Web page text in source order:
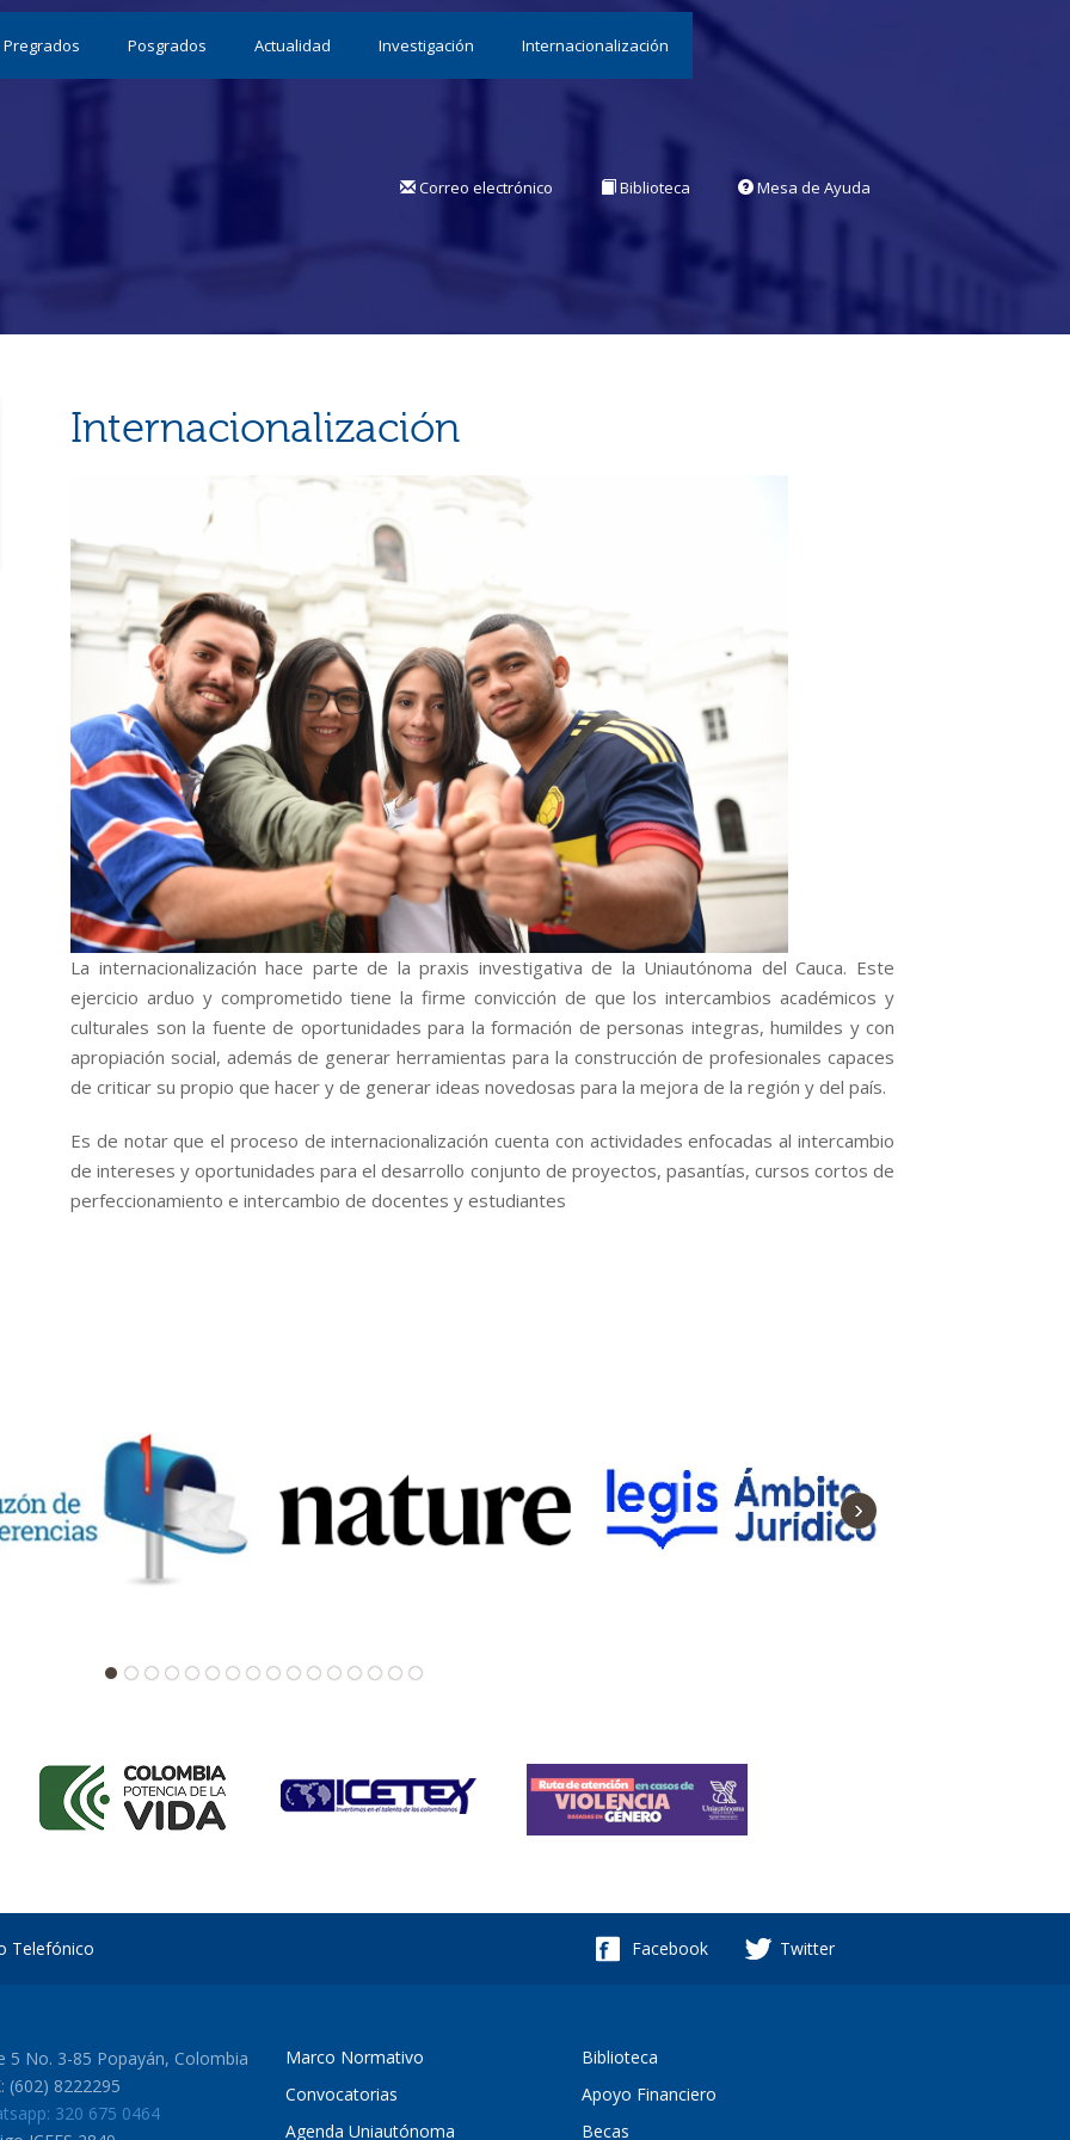
Pregrados Posgrados Actualidad Investigación Internacionalización
Correo electrónico Biblioteca Mesa de Ayuda
Internacionalización
La internacionalización hace parte de la praxis investigativa de la Uniautónoma del Cauca. Este
ejercicio arduo y comprometido tiene la firme convicción de que los intercambios académicos y
culturales son la fuente de oportunidades para la formación de personas integras, humildes y con
apropiación social, además de generar herramientas para la construcción de profesionales capaces
de criticar su propio que hacer y de generar ideas novedosas para la mejora de la región y del país.
Es de notar que el proceso de internacionalización cuenta con actividades enfocadas al intercambio
de intereses y oportunidades para el desarrollo conjunto de proyectos, pasantías, cursos cortos de
perfeccionamiento e intercambio de docentes y estudiantes
›
Telefónico Facebook Twitter
5 No. 3-85 Popayán, Colombia
(602) 8222295
320 675 0464
Marco Normativo
Biblioteca
Convocatorias
Apoyo Financiero
Agenda Uniautónoma
Becas